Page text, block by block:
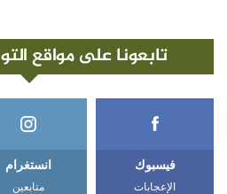
تابعونا على مواقع
فيسبوك
الإعجابات
انستغرام
متابعين